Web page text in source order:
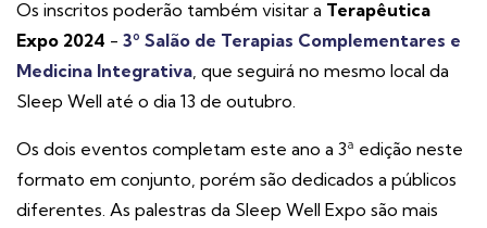
Os inscritos poderão também visitar a Terapêutica
Expo 2024 - 3º Salão de Terapias Complementares e
Medicina Integrativa, que seguirá no mesmo local da
Sleep Well até o dia 13 de outubro.
Os dois eventos completam este ano a 3ª edição neste
formato em conjunto, porém são dedicados a públicos
diferentes. As palestras da Sleep Well Expo são mais